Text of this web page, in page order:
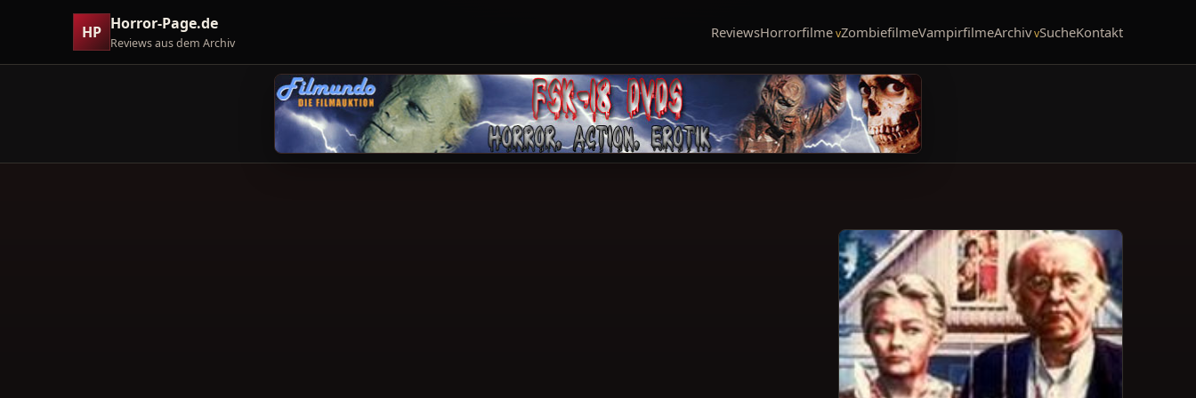
HP Horror-Page.de
Reviews aus dem Archiv
ReviewsHorrorfilme ZombiefilmeVampirfilmeArchiv SucheKontakt